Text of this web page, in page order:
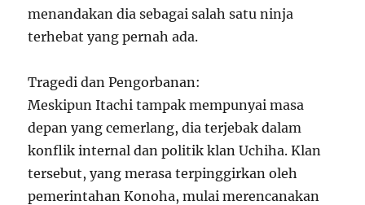
menandakan dia sebagai salah satu ninja
terhebat yang pernah ada.
Tragedi dan Pengorbanan:
Meskipun Itachi tampak mempunyai masa
depan yang cemerlang, dia terjebak dalam
konflik internal dan politik klan Uchiha. Klan
tersebut, yang merasa terpinggirkan oleh
pemerintahan Konoha, mulai merencanakan